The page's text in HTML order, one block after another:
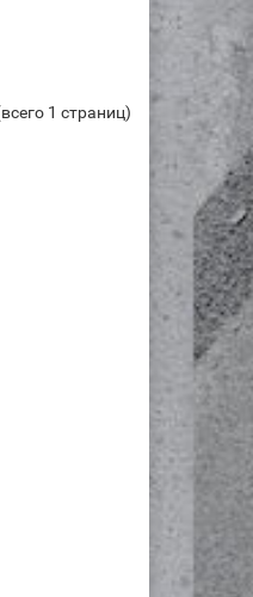
1 страниц)